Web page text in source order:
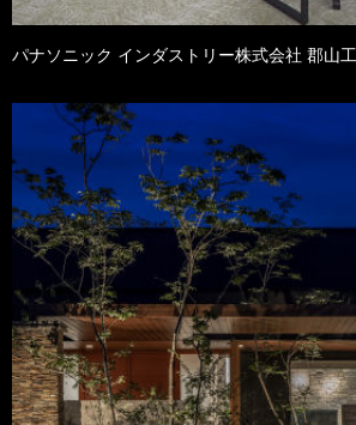
パナソニック インダストリー株式会社 郡山